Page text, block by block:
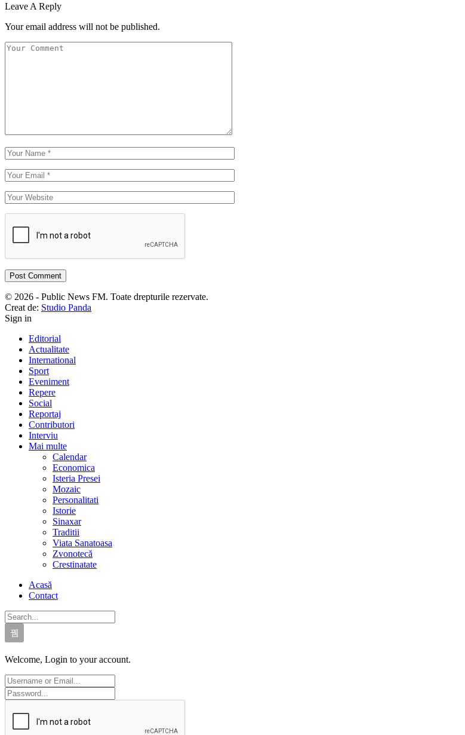
Leave A Reply
Your email address will not be published.
© 2026 - Public News FM. Toate drepturile rezervate.
Creat de: Studio Panda
Sign in
Editorial
Actualitate
International
Sport
Eveniment
Repere
Social
Reportaj
Contributori
Interviu
Mai multe
Calendar
Economica
Isteria Presei
Mozaic
Personalitati
Istorie
Sinaxar
Traditii
Viata Sanatoasa
Zvonotecă
Crestinatate
Acasă
Contact
Welcome, Login to your account.